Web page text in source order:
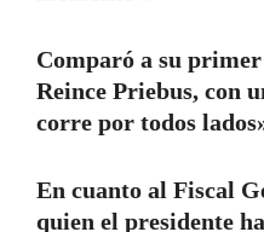
Comparó a su
Reince Priebus, con
corre por todos
En cuanto al Fiscal
quien el presidente